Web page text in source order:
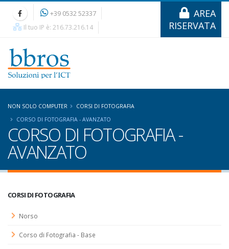
+39 0532 52337
Il tuo IP è: 216.73.216.14
AREA
RISERVATA
CORSO DI FOTOGRAFIA -
AVANZATO
NON SOLO COMPUTER
CORSI DI FOTOGRAFIA
CORSO DI FOTOGRAFIA - AVANZATO
CORSI DI FOTOGRAFIA
Norso
Corso di Fotografia - Base